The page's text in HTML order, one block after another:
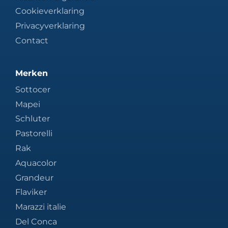
Cookieverklaring
Privacyverklaring
Contact
Merken
Sottocer
Mapei
Schluter
Pastorelli
Rak
Aquacolor
Grandeur
Flaviker
Marazzi italie
Del Conca